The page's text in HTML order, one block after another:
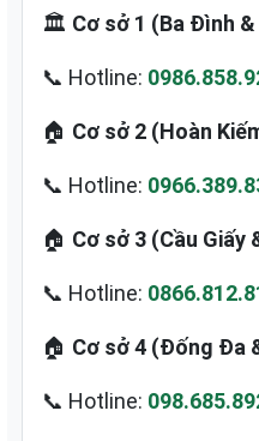
🏛️ Cơ sở 1 (Ba Đình
📞 Hotline:
🏠 Cơ sở 2 (Hoàn
📞 Hotline:
🏠 Cơ sở 3 (Cầu Giấy
📞 Hotline:
🏠 Cơ sở 4 (Đống Đa
📞 Hotline: